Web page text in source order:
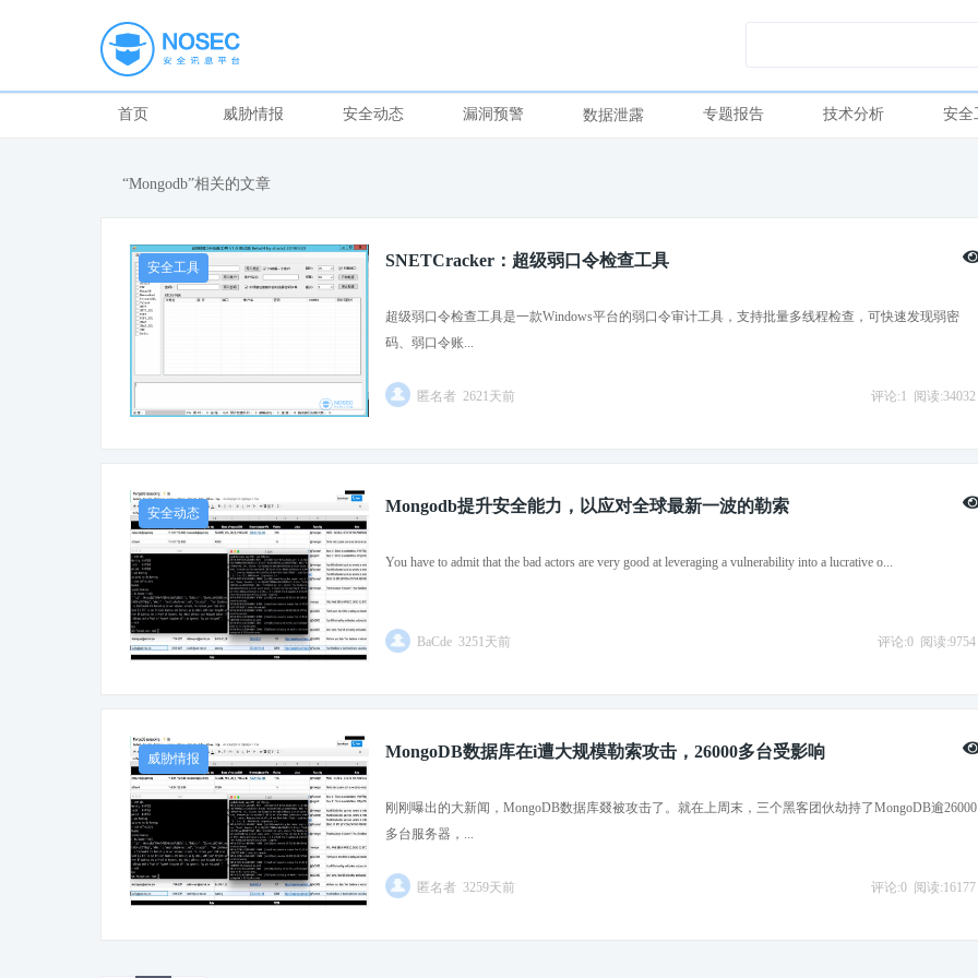
首页 威胁情报 安全动态 漏洞预警 数据泄露 专题报告 技术分析 安全
“Mongodb”相关的文章
安全工具 SNETCracker：超级弱口令检查工具
超级弱口令检查工具是一款Windows平台的弱口令审计工具，支持批量多线程检查，可快速发现弱密
码、弱口令账...
匿名者 2621天前 阅读:34032
评论:1
安全动态 Mongodb提升安全能力，以应对全球最新一波的勒索
You have to admit that the bad actors are very good at leveraging a vulnerability into a lucrative o...
BaCde 3251天前 阅读:9754
评论:0
威胁情报 MongoDB数据库在i遭大规模勒索攻击，26000多台受影响
刚刚曝出的大新闻，MongoDB数据库叕被攻击了。就在上周末，三个黑客团伙劫持了MongoDB逾26000
多台服务器，...
匿名者 3259天前 阅读:16177
评论:0